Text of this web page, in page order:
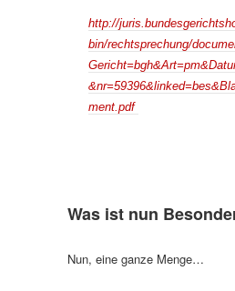
http://
bin/rechtsprechung/
ment.pdf
Was ist nun
Nun, eine ganze Menge…